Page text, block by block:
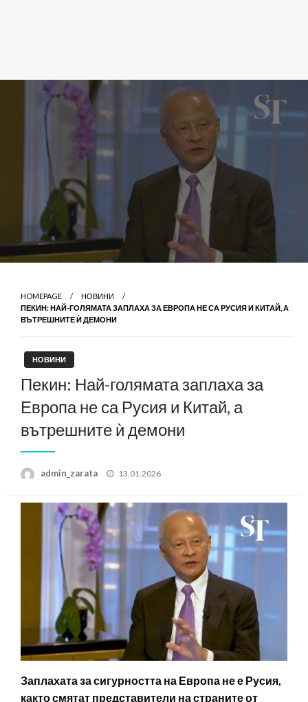
HOMEPAGE
НОВИНИ
ПЕКИН: НАЙ-ГОЛЯМАТА ЗАПЛАХА ЗА ЕВРОПА НЕ СА РУСИЯ И КИТАЙ, А
ВЪТРЕШНИТЕ Ѝ ДЕМОНИ
НОВИНИ
Пекин: Най-голямата заплаха за
Европа не са Русия и Китай, а
вътрешните ѝ демони
admin_zarata
Posted
13.01.2026
Заплахата за сигурността на Европа не е Русия,
както смятат представители на страните от